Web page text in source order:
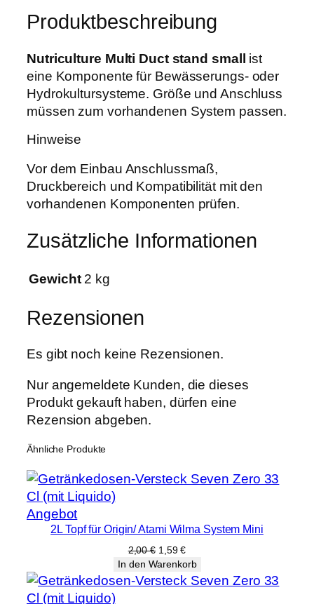
s
w
a
r
:
2
2
,
0
€
1
7
9
9
€
e
u
l
t
i
u
c
t
s
a
n
s
a
l
e
n
g
e
Produktbeschreibung
Nutriculture Multi Duct stand small ist
eine Komponente für Bewässerungs- oder
Hydrokultursysteme. Größe und Anschluss
müssen zum vorhandenen System passen.
Hinweise
Vor dem Einbau Anschlussmaß,
Druckbereich und Kompatibilität mit den
vorhandenen Komponenten prüfen.
Zusätzliche Informationen
Gewicht 2 kg
Rezensionen
Es gibt noch keine Rezensionen.
Nur angemeldete Kunden, die dieses
Produkt gekauft haben, dürfen eine
Rezension abgeben.
Ähnliche Produkte
AngebotProdukt
im
2L Topf für Origin/ Atami Wilma System Mini
2,00€ Ursprünglicher
Preis
war:
2,00 €
1,59€Aktueller
Preis
ist:
1,59 €.
In den Warenkorb